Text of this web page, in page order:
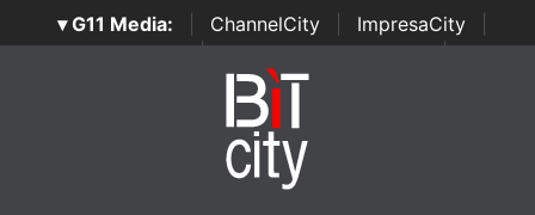
▾ G11 Media: ChannelCity ImpresaCity
SecurityOpenLab | Italian Channel Awards | Italian
Italian Security Awards